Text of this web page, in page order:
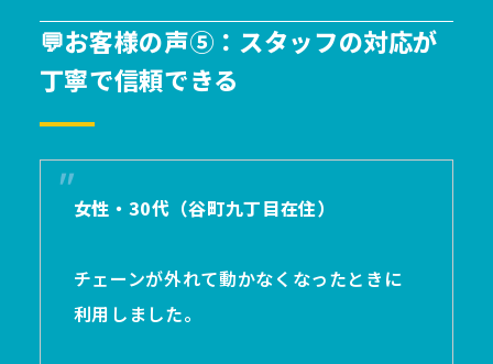
💬お客様の声⑤：スタッフの対応が
丁寧で信頼できる
女性・30代（谷町九丁目在住）
チェーンが外れて動かなくなったときに
利用しました。